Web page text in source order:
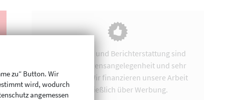
Vereinsarbeit und Berichterstattung sind
uns eine Herzensangelegenheit und sehr
zeitintensiv. Wir finanzieren unsere Arbeit
ausschließlich über Werbung.
zu“ Button. Wir
wird, wodurch
angemessen